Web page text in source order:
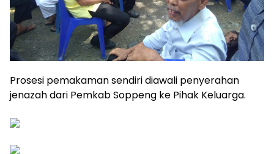
Prosesi pemakaman sendiri diawali penyerahan
jenazah dari Pemkab Soppeng ke Pihak Keluarga.